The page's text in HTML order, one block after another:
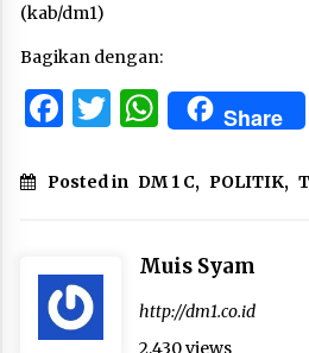
(kab/dm1)
Bagikan dengan:
Facebook
TwitterShare
Posted in DM 1 C, POLITIK,
Muis Syam
http://dm1.co.id
2,430 views